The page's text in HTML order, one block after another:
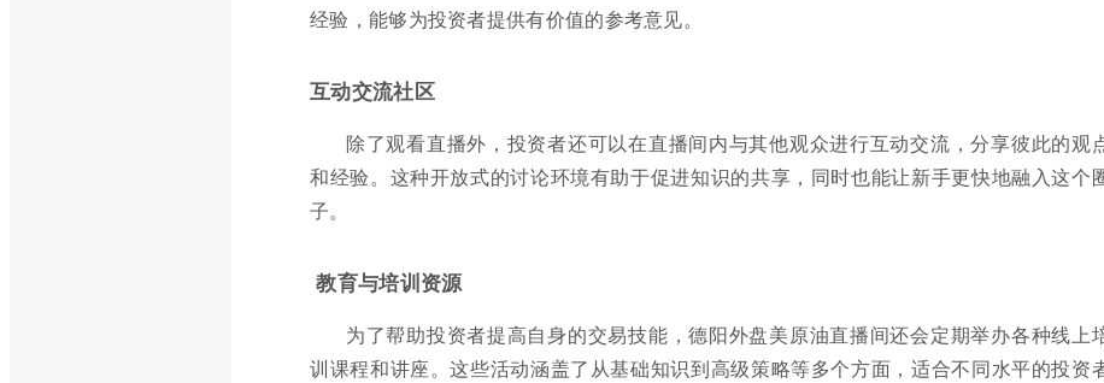
经验，能够为投资者提供有价值的参考意见。
互动交流社区
除了观看直播外，投资者还可以在直播间内与其他观众进行互动交流，分享彼此的观
和经验。这种开放式的讨论环境有助于促进知识的共享，同时也能让新手更快地融入这个
子。
教育与培训资源
为了帮助投资者提高自身的交易技能，德阳外盘美原油直播间还会定期举办各种线上
训课程和讲座。这些活动涵盖了从基础知识到高级策略等多个方面，适合不同水平的投资